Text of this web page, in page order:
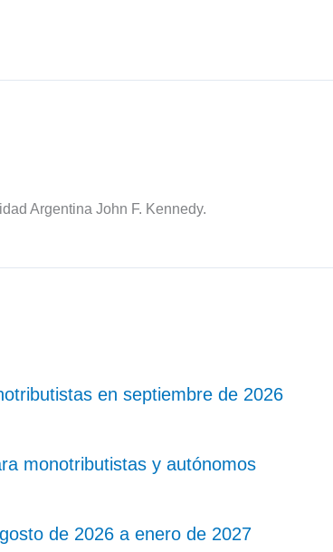
Argentina John F. Kennedy.
en septiembre de 2026
monotributistas y autónomos
de 2026 a enero de 2027